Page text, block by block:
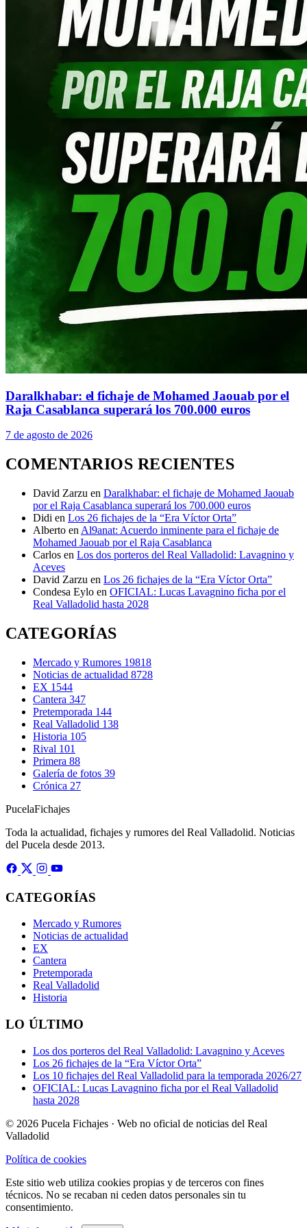
Daralkhabar: el fichaje de Mohamed Jaouab por el
Raja Casablanca superará los 700.000 euros
7 de agosto de 2026
COMENTARIOS RECIENTES
David Zarzu en Daralkhabar: el fichaje de Mohamed Jaouab
por el Raja Casablanca superará los 700.000 euros
Didi en Los 26 fichajes de la “Era Víctor Orta”
Alberto en Al9anat: Acuerdo inminente para el fichaje de
Mohamed Jaouab por el Raja Casablanca
Carlos en Los dos porteros del Real Valladolid: Lavagnino y
Aceves
David Zarzu en Los 26 fichajes de la “Era Víctor Orta”
Condesa Eylo en OFICIAL: Lucas Lavagnino ficha por el
Real Valladolid hasta 2028
CATEGORÍAS
Mercado y Rumores 19818
Noticias de actualidad 8728
EX 1544
Cantera 347
Pretemporada 144
Real Valladolid 138
Historia 105
Rival 101
Primera 88
Galería de fotos 39
Crónica 27
PucelaFichajes
Toda la actualidad, fichajes y rumores del Real Valladolid. Noticias
del Pucela desde 2013.
CATEGORÍAS
Mercado y Rumores
Noticias de actualidad
EX
Cantera
Pretemporada
Real Valladolid
Historia
LO ÚLTIMO
Los dos porteros del Real Valladolid: Lavagnino y Aceves
Los 26 fichajes de la “Era Víctor Orta”
Los 10 fichajes del Real Valladolid para la temporada 2026/27
OFICIAL: Lucas Lavagnino ficha por el Real Valladolid
hasta 2028
© 2026 Pucela Fichajes · Web no oficial de noticias del Real
Valladolid
Política de cookies
Este sitio web utiliza cookies propias y de terceros con fines
técnicos. No se recaban ni ceden datos personales sin tu
consentimiento.